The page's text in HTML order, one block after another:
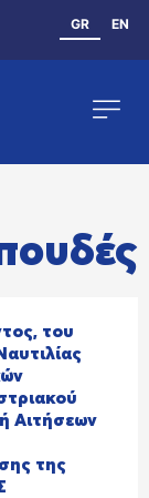
GR EN
του
Αιτήσεων
της